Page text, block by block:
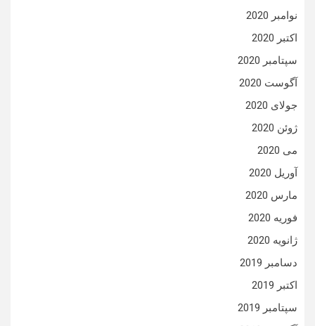
نوامبر 2020
اکتبر 2020
سپتامبر 2020
آگوست 2020
جولای 2020
ژوئن 2020
می 2020
آوریل 2020
مارس 2020
فوریه 2020
ژانویه 2020
دسامبر 2019
اکتبر 2019
سپتامبر 2019